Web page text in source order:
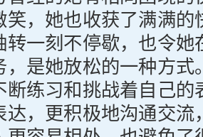
笑，她也收获了满满的
转一刻不停歇，也令她
，是她放松的一种方式
断练习和挑战着自己的
达，更积极地沟通交流